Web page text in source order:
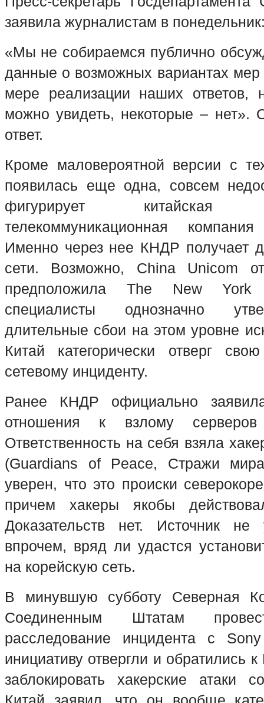
заявила журналистам в
«Мы не собираемся публично
данные о возможных вариантах мер
мере реализации наших ответов,
можно увидеть, некоторые – нет».
ответ.
Кроме маловероятной версии с
появилась еще одна, совсем
фигурирует китайская
телекоммуникационная
Именно через нее КНДР получает
сети. Возможно, China Unicom
предположила The New York
специалисты однозначно
длительные сбои на этом уровне
Китай категорически отверг
сетевому инциденту.
Ранее КНДР официально
отношения к взлому
Ответственность на себя взяла
(Guardians of Peace, Стражи
уверен, что это происки
причем хакеры якобы
Доказательств нет. Источник не
впрочем, вряд ли удастся
на корейскую сеть.
В минувшую субботу Северная
Соединенным Штатам
расследование инцидента с
инициативу отвергли и обратились
заблокировать хакерские атаки